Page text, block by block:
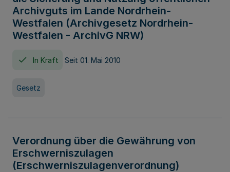
Archivguts im Lande Nordrhein-
Westfalen (Archivgesetz Nordrhein-
Westfalen - ArchivG NRW)
In Kraft Seit 01. Mai 2010
Gesetz
Verordnung über die Gewährung von
Erschwerniszulagen
(Erschwerniszulagenverordnung)